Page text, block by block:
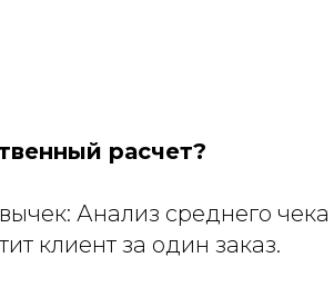
расчет?
Анализ среднего
клиент за один заказ.